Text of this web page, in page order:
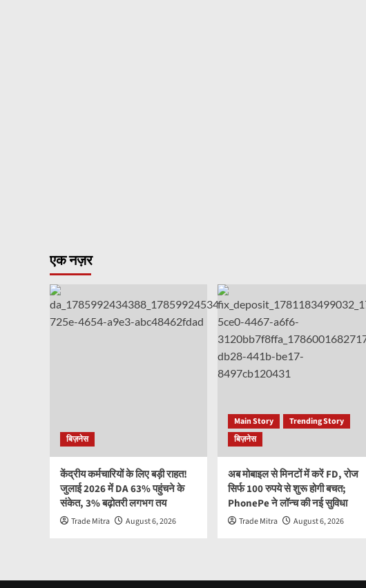
एक नज़र
बिज़नेस
केंद्रीय कर्मचारियों के लिए बड़ी राहत!
जुलाई 2026 में DA 63% पहुंचने के
संकेत, 3% बढ़ोतरी लगभग तय
Trade Mitra August 6, 2026
Main Story
Trending Story
बिज़नेस
अब मोबाइल से मिनटों में करें FD, रोज
सिर्फ 100 रुपये से शुरू होगी बचत;
PhonePe ने लॉन्च की नई सुविधा
Trade Mitra August 6, 2026